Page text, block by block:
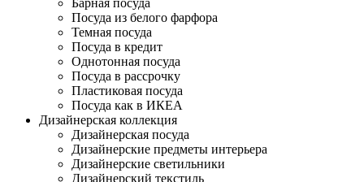
Барная посуда
Посуда из белого фарфора
Темная посуда
Посуда в кредит
Однотонная посуда
Посуда в рассрочку
Пластиковая посуда
Посуда как в ИКЕА
Дизайнерская коллекция
Дизайнерская посуда
Дизайнерские предметы интерьера
Дизайнерские светильники
Дизайнерский текстиль